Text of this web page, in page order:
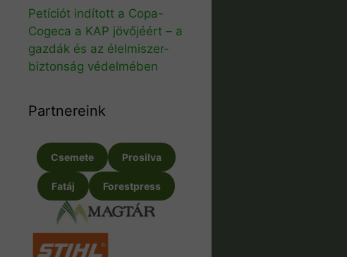
Petíciót indított a Copa-
Cogeca a KAP jövőjéért – a
gazdák és az élelmiszer-
biztonság védelmében
Partnereink
Csemete Prosilva
Fatáj Forestpress